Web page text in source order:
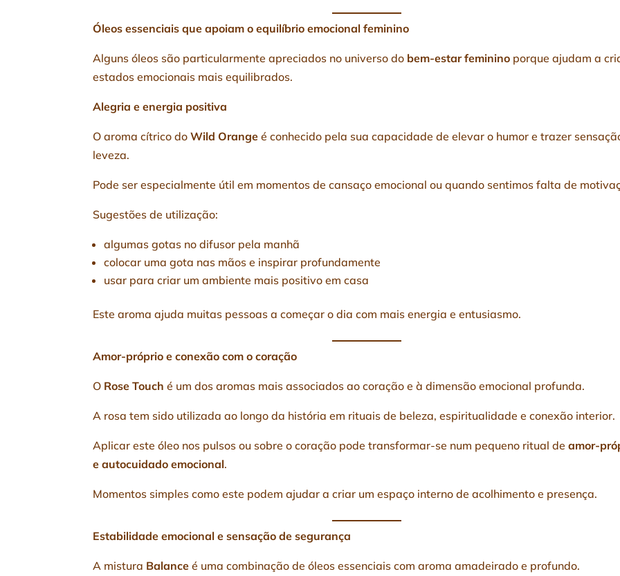
Óleos essenciais que apoiam o equilíbrio emocional feminino
Alguns óleos são particularmente apreciados no universo do bem-estar feminino porque ajudam a
estados emocionais mais equilibrados.
Alegria e energia positiva
O aroma cítrico doWild Orange é conhecido pela sua capacidade de elevar o humor e trazer
leveza.
Pode ser especialmente útil em momentos de cansaço emocional ou quando sentimos falta de
Sugestões de utilização:
algumas gotas no difusor pela manhã
colocar uma gota nas mãos e inspirar profundamente
usar para criar um ambiente mais positivo em casa
Este aroma ajuda muitas pessoas a começar o dia com mais energia e entusiasmo.
Amor-próprio e conexão com o coração
O Rose Touch é um dos aromas mais associados ao coração e à dimensão emocional profunda.
A rosa tem sido utilizada ao longo da história em rituais de beleza, espiritualidade e conexão interior.
Aplicar este óleo nos pulsos ou sobre o coração pode transformar-se num pequeno ritual deamor-
e autocuidado emocional.
Momentos simples como este podem ajudar a criar um espaço interno de acolhimento e presença.
Estabilidade emocional e sensação de segurança
A mistura Balance é uma combinação de óleos essenciais com aroma amadeirado e profundo.